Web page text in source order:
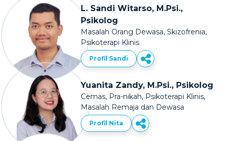
L. Sandi Witarso, M.Psi.,
Psikolog
Masalah Orang Dewasa, Skizofrenia,
Psikoterapi Klinis
Profil Sandi
Yuanita Zandy, M.Psi., Psikolog
Cemas, Pra-nikah, Psikoterapi Klinis,
Masalah Remaja dan Dewasa
Profil Nita